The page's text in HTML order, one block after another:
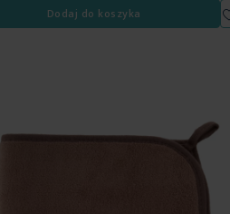
Dodaj do koszyka